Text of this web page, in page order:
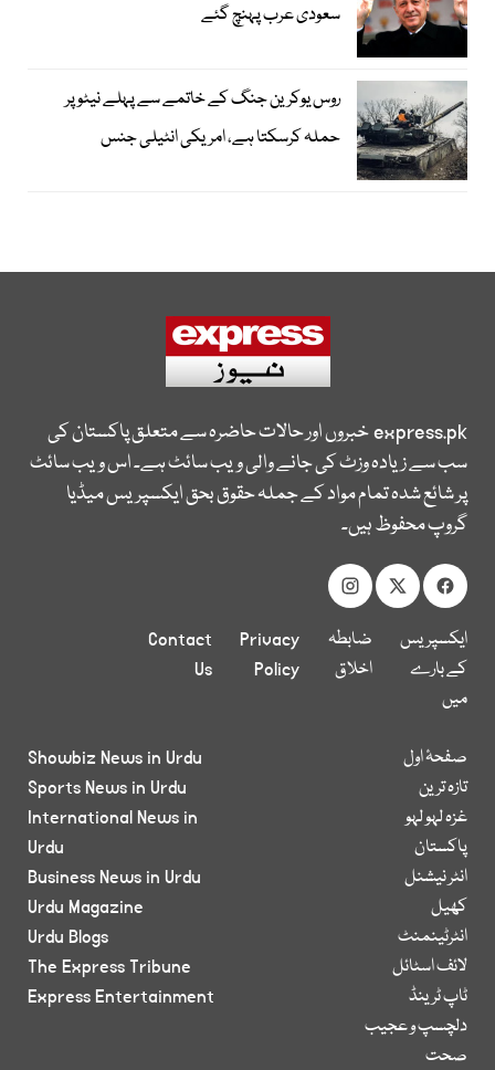
سعودی عرب پہنچ گئے
روس یوکرین جنگ کے خاتمے سے پہلے نیٹو پر
حملہ کرسکتا ہے، امریکی انٹیلی جنس
express.pkخبروں اور حالات حاضرہ سے متعلق پاکستان کی
سب سے زیادہ وزٹ کی جانے والی ویب سائٹ ہے۔ اس ویب سائٹ
پر شائع شدہ تمام مواد کے جملہ حقوق بحق ایکسپریس میڈیا
گروپ محفوظ ہیں۔
ایکسپریس
کے بارے
میں
ضابطہ
اخلاق
Privacy
Policy
Contact
Us
صفحۂ اول
تازہ ترین
غزہ لہو لہو
پاکستان
انٹر نیشنل
کھیل
انٹرٹینمنٹ
لائف اسٹائل
ٹاپ ٹرینڈ
دلچسپ و عجیب
صحت
Showbiz News in Urdu
Sports News in Urdu
International News in
Urdu
Business News in Urdu
Urdu Magazine
Urdu Blogs
The Express Tribune
Express Entertainment